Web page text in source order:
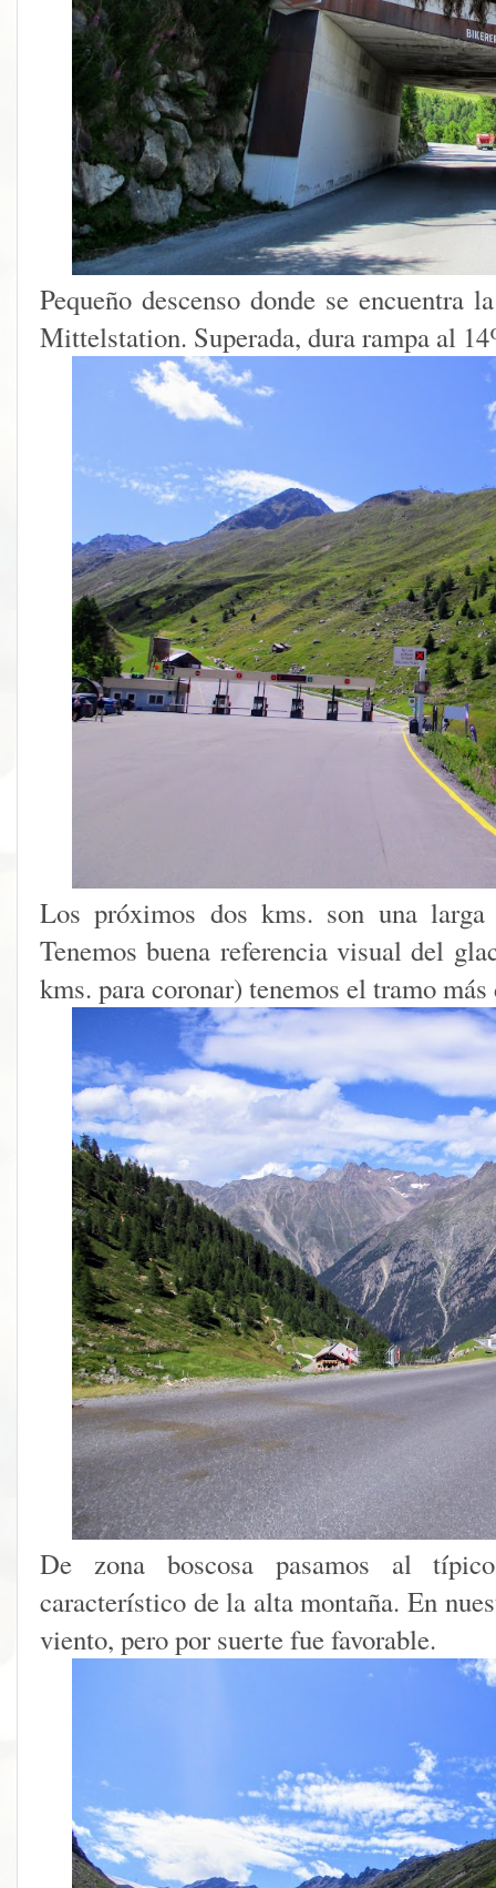
Pequeño descenso donde se encuentra
Mittelstation. Superada, dura rampa al
Los próximos dos kms. son una
Tenemos buena referencia visual del
kms. para coronar) tenemos el tramo
De zona boscosa pasamos al
característico de la alta montaña. En
viento, pero por suerte fue favorable.